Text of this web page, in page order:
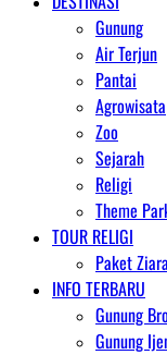
Gunung
Air Terjun
Pantai
Agrowisata
Zoo
Sejarah
Religi
Theme
TOUR RELIGI
Paket
INFO TERBARU
Gunung
Gunung